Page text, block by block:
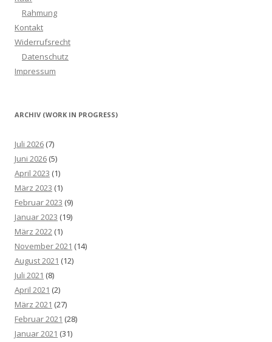
Rahmung
Kontakt
Widerrufsrecht
Datenschutz
Impressum
ARCHIV (WORK IN PROGRESS)
Juli 2026 (7)
Juni 2026 (5)
April 2023 (1)
März 2023 (1)
Februar 2023 (9)
Januar 2023 (19)
März 2022 (1)
November 2021 (14)
August 2021 (12)
Juli 2021 (8)
April 2021 (2)
März 2021 (27)
Februar 2021 (28)
Januar 2021 (31)